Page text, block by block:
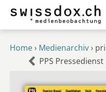
Home› Medienarchiv›
PPS Pressedienst